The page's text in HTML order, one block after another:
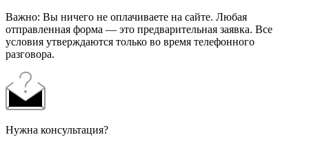
Важно: Вы ничего не оплачиваете на сайте. Любая
отправленная форма — это предварительная заявка. Все
условия утверждаются только во время телефонного
разговора.
Нужна консультация?